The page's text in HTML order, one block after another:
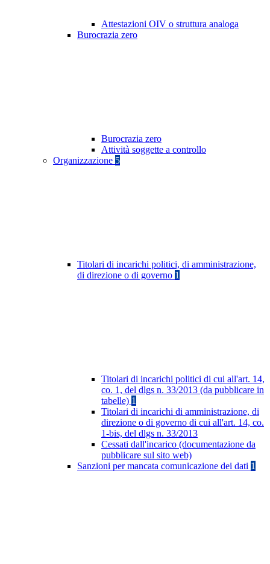
Attestazioni OIV o struttura analoga
Burocrazia zero
Burocrazia zero
Attività soggette a controllo
Organizzazione 5
Titolari di incarichi politici, di amministrazione,
di direzione o di governo 1
Titolari di incarichi politici di cui all'art. 14,
co. 1, del dlgs n. 33/2013 (da pubblicare in
tabelle) 1
Titolari di incarichi di amministrazione, di
direzione o di governo di cui all'art. 14, co.
1-bis, del dlgs n. 33/2013
Cessati dall'incarico (documentazione da
pubblicare sul sito web)
Sanzioni per mancata comunicazione dei dati 1